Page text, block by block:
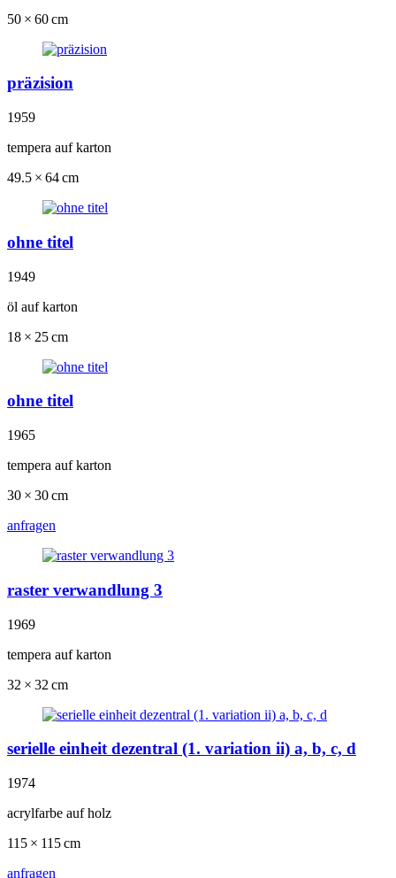
50 × 60 cm
präzision
1959
tempera auf karton
49.5 × 64 cm
ohne titel
1949
öl auf karton
18 × 25 cm
ohne titel
1965
tempera auf karton
30 × 30 cm
anfragen
raster verwandlung 3
1969
tempera auf karton
32 × 32 cm
serielle einheit dezentral (1. variation ii) a, b, c, d
1974
acrylfarbe auf holz
115 × 115 cm
anfragen